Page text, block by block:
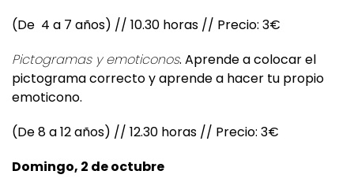
(De 4 a 7 años) // 10.30 horas // Precio: 3€
Pictogramas y emoticonos. Aprende a colocar el
pictograma correcto y aprende a hacer tu propio
emoticono.
(De 8 a 12 años) // 12.30 horas // Precio: 3€
Domingo, 2 de octubre